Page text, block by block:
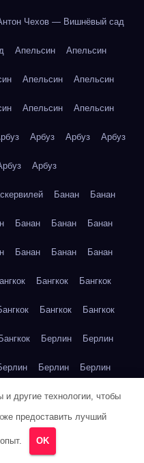
Чехов — Вишнёвый сад
Апельсин Апельсин
Апельсин Апельсин
Апельсин Апельсин
Арбуз Арбуз Арбуз
Арбуз
Банан Банан
Банан Банан Банан
Банан Банан Банан
Бангкок Бангкок
Бангкок Бангкок
Берлин Берлин
Берлин Берлин
Берлин Берлин
Берлин Берлин
Буэнос-Айрес
и другие технологии, чтобы
предоставить лучший
OK